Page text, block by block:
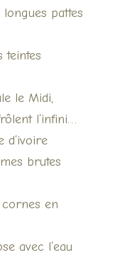
pattes
teintes
le Midi,
l’infini…
d’ivoire
brutes
cornes en
avec l’eau